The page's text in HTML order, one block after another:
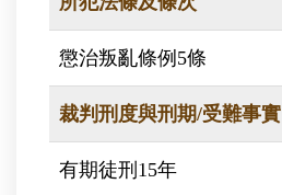
懲治叛亂條例5條
裁判刑度與刑期/受難事實
有期徒刑15年